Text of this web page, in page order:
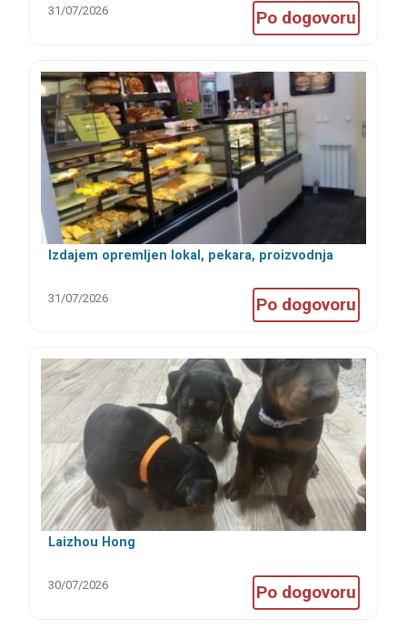
31/07/2026 Po dogovoru
Izdajem opremljen lokal, pekara, proizvodnja
31/07/2026 Po dogovoru
Laizhou Hong
30/07/2026 Po dogovoru